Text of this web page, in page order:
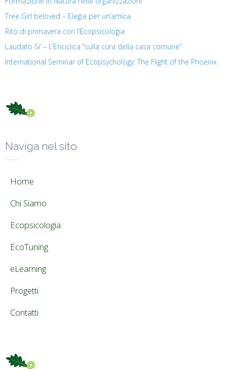
Tree Girl beloved – Elegia per un’amica
Rito di primavera con l’Ecopsicologia
Laudato Si’ – L’Enciclica “sulla cura della casa comune”
International Seminar of Ecopsychology: The Flight of the Phoenix
Naviga nel sito
Home
Chi Siamo
Ecopsicologia
EcoTuning
eLearning
Progetti
Contatti